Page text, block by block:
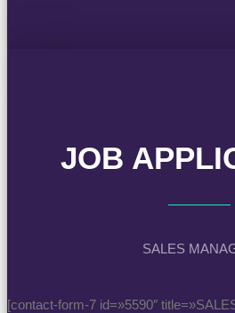
JOB
SALES
[contact-form-7 id=»5590″